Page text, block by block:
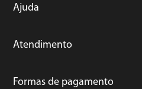
Ajuda
Atendimento
Formas de pagamento